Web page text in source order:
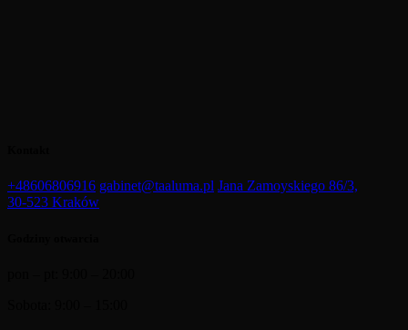
+48606806916 gabinet@taaluma.pl Jana Zamoyskiego 86/3,
30-523 Kraków